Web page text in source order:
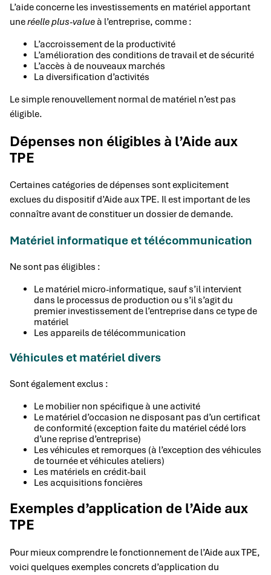
L’aide concerne les investissements en matériel apportant
uneréelle plus-valueà l’entreprise, comme :
L’accroissement de la productivité
L’amélioration des conditions de travail et de sécurité
L’accès à de nouveaux marchés
La diversification d’activités
Le simple renouvellement normal de matériel n’est pas
éligible.
Dépenses non éligibles à l’Aide aux
TPE
Certaines catégories de dépenses sont explicitement
exclues du dispositif d’Aide aux TPE. Il est important de les
connaître avant de constituer un dossier de demande.
Matériel informatique et télécommunication
Ne sont pas éligibles :
Le matériel micro-informatique, sauf s’il intervient
dans le processus de production ou s’il s’agit du
premier investissement de l’entreprise dans ce type de
matériel
Les appareils de télécommunication
Véhicules et matériel divers
Sont également exclus :
Le mobilier non spécifique à une activité
Le matériel d’occasion ne disposant pas d’un certificat
de conformité (exception faite du matériel cédé lors
d’une reprise d’entreprise)
Les véhicules et remorques (à l’exception des véhicules
de tournée et véhicules ateliers)
Les matériels en crédit-bail
Les acquisitions foncières
Exemples d’application de l’Aide aux
TPE
Pour mieux comprendre le fonctionnement de l’Aide aux TPE,
voici quelques exemples concrets d’application du